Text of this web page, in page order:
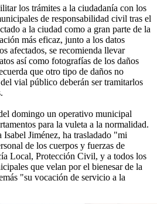
los trámites a la ciudadanía con los
de responsabilidad civil tras el
a la ciudad como a gran parte de la
más eficaz, junto a los datos
afectados, se recomienda llevar
así como fotografías de los daños
que otro tipo de daños no
vial público deberán ser tramitarlos
domingo un operativo municipal
para la vuleta a la normalidad.
Jiménez, ha trasladado "mi
de los cuerpos y fuerzas de
Local, Protección Civil, y a todos los
que velan por el bienesar de la
"su vocación de servicio a la